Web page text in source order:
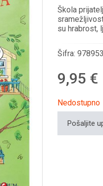
Škola
su hrabrost,
Šifra:
9,95 €
Nedostupno
Pošaljite